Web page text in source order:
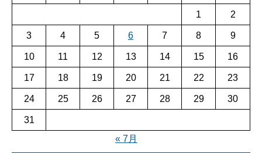
1 2
3 4 5 6 7 8 9
10 11 12 13 14 15 16
17 18 19 20 21 22 23
24 25 26 27 28 29 30
31
« 7月